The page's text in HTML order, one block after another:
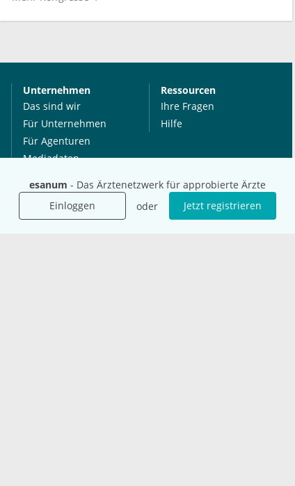
esanum - Das Ärztenetzwerk für approbierte Ärzte
Einloggen
oder Jetzt registrieren
Unternehmen
Das sind wir
Für Unternehmen
Für Agenturen
Mediadaten
Karriere
Ressourcen
Ihre Fragen
Hilfe